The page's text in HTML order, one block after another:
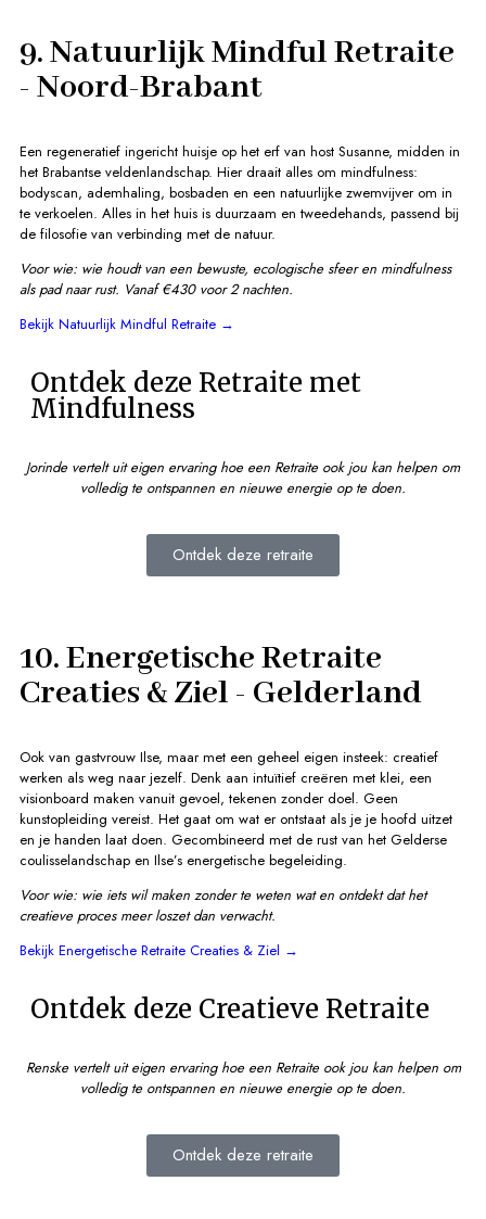
9. Natuurlijk Mindful Retraite
- Noord-Brabant
Een regeneratief ingericht huisje op het erf van host Susanne, midden in
het Brabantse veldenlandschap. Hier draait alles om mindfulness:
bodyscan, ademhaling, bosbaden en een natuurlijke zwemvijver om in
te verkoelen. Alles in het huis is duurzaam en tweedehands, passend bij
de filosofie van verbinding met de natuur.
Voor wie: wie houdt van een bewuste, ecologische sfeer en mindfulness
als pad naar rust. Vanaf €430 voor 2 nachten.
Bekijk Natuurlijk Mindful Retraite →
Ontdek deze Retraite met
Mindfulness
Jorinde vertelt uit eigen ervaring hoe een Retraite ook jou kan helpen om
volledig te ontspannen en nieuwe energie op te doen.
Ontdek deze retraite
10. Energetische Retraite
Creaties & Ziel - Gelderland
Ook van gastvrouw Ilse, maar met een geheel eigen insteek: creatief
werken als weg naar jezelf. Denk aan intuïtief creëren met klei, een
visionboard maken vanuit gevoel, tekenen zonder doel. Geen
kunstopleiding vereist. Het gaat om wat er ontstaat als je je hoofd uitzet
en je handen laat doen. Gecombineerd met de rust van het Gelderse
coulisselandschap en Ilse’s energetische begeleiding.
Voor wie: wie iets wil maken zonder te weten wat en ontdekt dat het
creatieve proces meer loszet dan verwacht.
Bekijk Energetische Retraite Creaties & Ziel →
Ontdek deze Creatieve Retraite
Renske vertelt uit eigen ervaring hoe een Retraite ook jou kan helpen om
volledig te ontspannen en nieuwe energie op te doen.
Ontdek deze retraite